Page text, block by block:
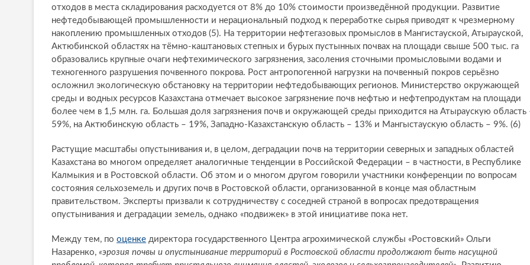
отходов в места складирования расходуется от 8% до 10% стоимости произведённой продукции. Развитие
нефтедобывающей промышленности и нерациональный подход к переработке сырья приводят к чрезмерному
накоплению промышленных отходов (5). На территории нефтегазовых промыслов в Мангистауской, Атырауской,
Актюбинской областях на тёмно-каштановых степных и бурых пустынных почвах на площади свыше 500 тыс. га
образовались крупные очаги нефтехимического загрязнения, засоления сточными промысловыми водами и
техногенного разрушения почвенного покрова. Рост антропогенной нагрузки на почвенный покров серьёзно
осложнил экологическую обстановку на территории нефтедобывающих регионов. Министерство окружающей
среды и водных ресурсов Казахстана отмечает высокое загрязнение почв нефтью и нефтепродуктам на площади
более чем в 1,5 млн. га. Большая доля загрязнения почв и окружающей среды приходится на Атыраускую область
59%, на Актюбинскую область – 19%, Западно-Казахстанскую область – 13% и Мангыстаускую область – 9%. (6)
Растущие масштабы опустынивания и, в целом, деградации почв на территории северных и западных областей
Казахстана во многом определяет аналогичные тенденции в Российской Федерации – в частности, в Республике
Калмыкия и в Ростовской области. Об этом и о многом другом говорили участники конференции по вопросам
состояния сельхоземель и других почв в Ростовской области, организованной в конце мая областным
правительством. Эксперты призвали к сотрудничеству с соседней страной в вопросах предотвращения
опустынивания и деградации земель, однако «подвижек» в этой инициативе пока нет.
Между тем, по оценке директора государственного Центра агрохимической службы «Ростовский» Ольги
Назаренко, «эрозия почвы и опустынивание территорий в Ростовской области продолжают быть насущной